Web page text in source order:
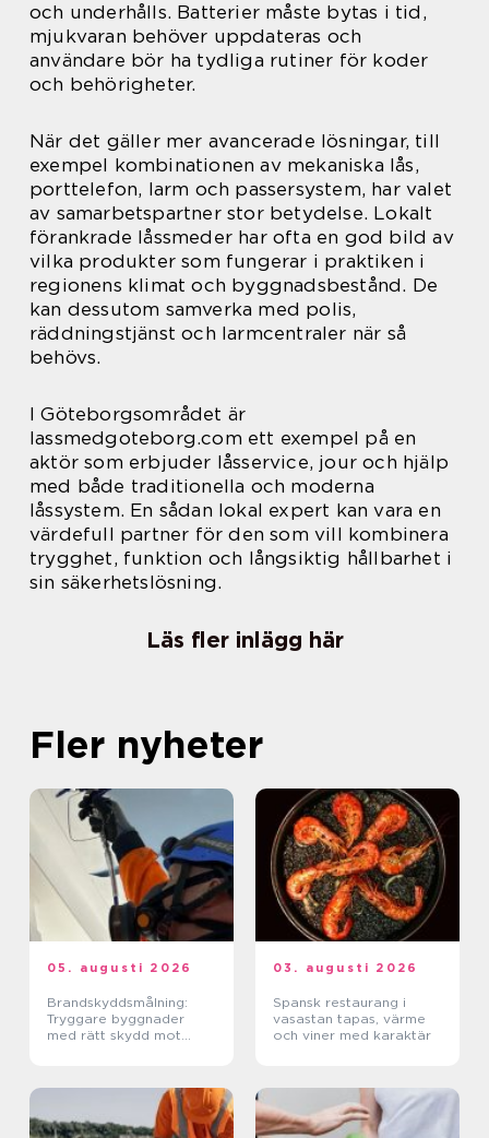
och underhålls. Batterier måste bytas i tid,
mjukvaran behöver uppdateras och
användare bör ha tydliga rutiner för koder
och behörigheter.
När det gäller mer avancerade lösningar, till
exempel kombinationen av mekaniska lås,
porttelefon, larm och passersystem, har valet
av samarbetspartner stor betydelse. Lokalt
förankrade låssmeder har ofta en god bild av
vilka produkter som fungerar i praktiken i
regionens klimat och byggnadsbestånd. De
kan dessutom samverka med polis,
räddningstjänst och larmcentraler när så
behövs.
I Göteborgsområdet är
lassmedgoteborg.com ett exempel på en
aktör som erbjuder låsservice, jour och hjälp
med både traditionella och moderna
låssystem. En sådan lokal expert kan vara en
värdefull partner för den som vill kombinera
trygghet, funktion och långsiktig hållbarhet i
sin säkerhetslösning.
Läs fler inlägg här
Fler nyheter
05. augusti 2026
Brandskyddsmålning:
Tryggare byggnader
med rätt skydd mot
03. augusti 2026
Spansk restaurang i
vasastan tapas, värme
och viner med karaktär